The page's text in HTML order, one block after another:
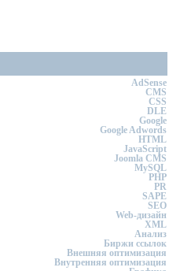
AdSense
CMS
CSS
DLE
Google
Google Adwords
HTML
JavaScript
Joomla CMS
MySQL
PHP
PR
SAPE
SEO
Web-дизайн
XML
Анализ
Биржи ссылок
Внешняя оптимизация
Внутренняя оптимизация